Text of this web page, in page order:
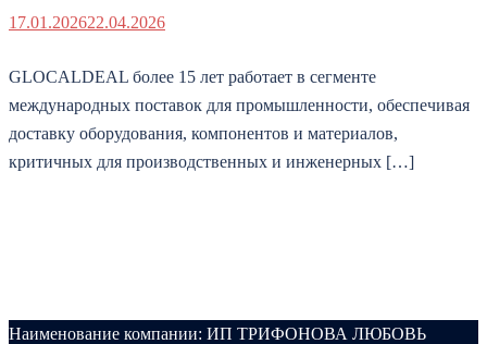
17.01.202622.04.2026
GLOCALDEAL более 15 лет работает в сегменте
международных поставок для промышленности, обеспечивая
доставку оборудования, компонентов и материалов,
критичных для производственных и инженерных […]
Наименование компании: ИП ТРИФОНОВА ЛЮБОВЬ